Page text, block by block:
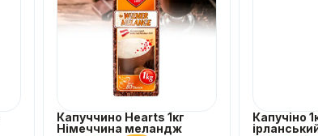
Капуччино Hearts 1кг
Німеччина меландж
Капучіно